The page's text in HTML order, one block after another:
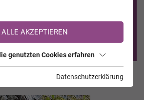
auf TrauerHilfe.it registriert?
Registrierung <<
ALLE AKZEPTIEREN
genutzten Cookies erfahren
Datenschutzerklärung